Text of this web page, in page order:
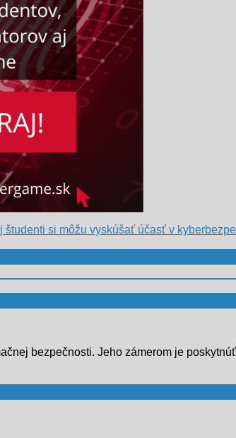
si môžu vyskúšať účasť v
bezpečnosti. Jeho zámerom je